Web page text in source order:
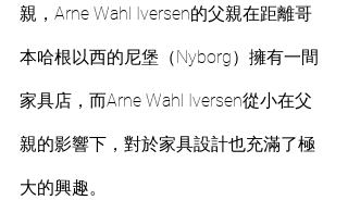
親，Arne Wahl Iversen的父親在距離哥
本哈根以西的尼堡（Nyborg）擁有一間
家具店，而Arne Wahl Iversen從小在父
親的影響下，對於家具設計也充滿了極
大的興趣。